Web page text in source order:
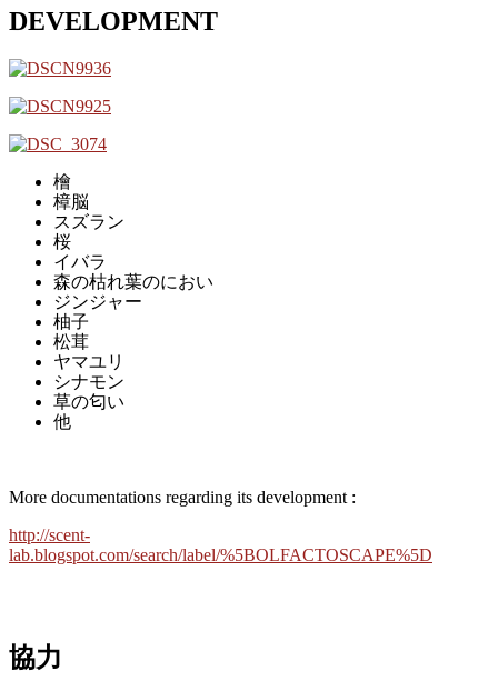
DEVELOPMENT
檜
樟脳
スズラン
桜
イバラ
森の枯れ葉のにおい
ジンジャー
柚子
松茸
ヤマユリ
シナモン
草の匂い
他
More documentations regarding its development :
http://scent-
lab.blogspot.com/search/label/%5BOLFACTOSCAPE%5D
協力